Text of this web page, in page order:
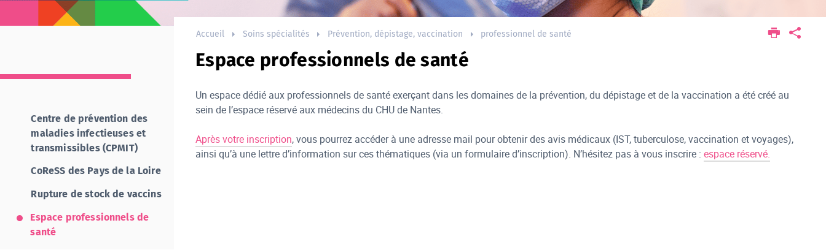
Accueil Soins spécialités Prévention, dépistage, vaccination professionnel de santé
Espace professionnels de santé
Un espace dédié aux professionnels de santé exerçant dans les domaines de la prévention, du dépistage et de la vaccination a été créé au
sein de l’espace réservé aux médecins du CHU de Nantes.
Après votre inscription, vous pourrez accéder à une adresse mail pour obtenir des avis médicaux (IST, tuberculose, vaccination et voyages),
ainsi qu’à une lettre d’information sur ces thématiques (via un formulaire d’inscription). N’hésitez pas à vous inscrire : espace réservé.
Centre de prévention des
maladies infectieuses et
transmissibles (CPMIT)
CoReSS des Pays de la Loire
Rupture de stock de vaccins
Espace professionnels de
santé